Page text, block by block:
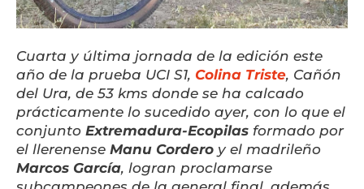
Cuarta y última jornada de la edición este
año de la prueba UCI S1, Colina Triste, Cañón
del Ura, de 53 kms donde se ha calcado
prácticamente lo sucedido ayer, con lo que el
conjunto Extremadura-Ecopilas formado por
el llerenense Manu Cordero y el madrileño
Marcos García, logran proclamarse